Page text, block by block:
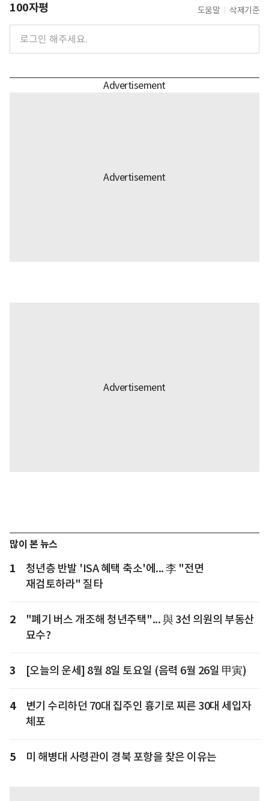
100자평 도움말 삭제기준
많이 본 뉴스
1
청년층 반발 'ISA 혜택 축소'에... 李 "전면
재검토하라" 질타
2
"폐기 버스 개조해 청년주택"... 與 3선 의원의 부동산
묘수?
3 [오늘의 운세] 8월 8일 토요일 (음력 6월 26일 甲寅)
4
변기 수리하던 70대 집주인 흉기로 찌른 30대 세입자
체포
5 미 해병대 사령관이 경북 포항을 찾은 이유는